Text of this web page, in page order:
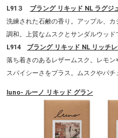
L91３ ブラング リキッド NL ラグジ
洗練された石鹸の香り。アップル、
調和。上質なムスクとサンダルウッ
L914 ブラング リキッド NL リッチ
落ち着きのあるレザームスク。レモ
スパイシーさをプラス。ムスクやパ
luno- ルーノ リキッド グラン